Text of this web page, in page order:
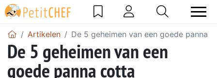
Artikelen De 5 geheimen van een goede panna
De 5 geheimen van een
goede panna cotta